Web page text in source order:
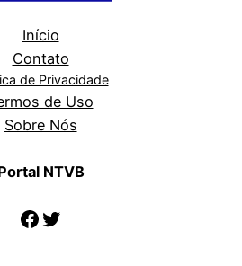
Início
Contato
de Privacidade
de Uso
Sobre Nós
NTVB
Facebook
Twitter